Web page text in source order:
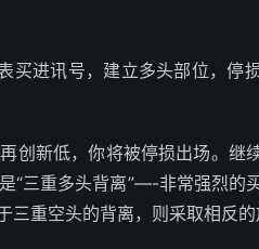
买进讯号，建立多头部位，停
创新低，你将被停损出场。继
“三重多头背离”—-非常强烈的
重空头的背离，则采取相反的